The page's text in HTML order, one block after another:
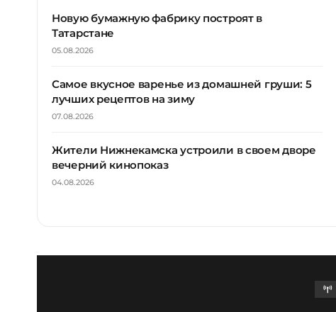
Новую бумажную фабрику построят в
Татарстане
05.08.2026
Самое вкусное варенье из домашней груши: 5
лучших рецептов на зиму
07.08.2026
Жители Нижнекамска устроили в своем дворе
вечерний кинопоказ
04.08.2026